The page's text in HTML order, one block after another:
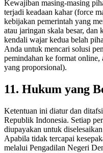
Kewajiban masing-masing
terjadi keadaan kahar (force
kebijakan pemerintah yang
atau jaringan skala besar,
kendali wajar kedua belah
Anda untuk mencari solusi
pemindahan ke format online,
yang proporsional).
11. Hukum yang
Ketentuan ini diatur dan
Republik Indonesia. Setiap
diupayakan untuk
Apabila tidak tercapai
melalui Pengadilan Negeri